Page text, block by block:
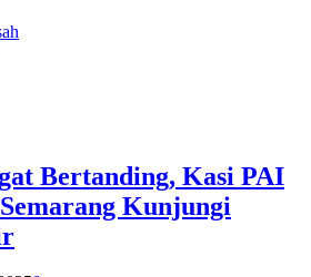
Bertanding, Kasi PAI
Kunjungi